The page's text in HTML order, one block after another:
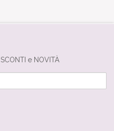
e NOVITÀ